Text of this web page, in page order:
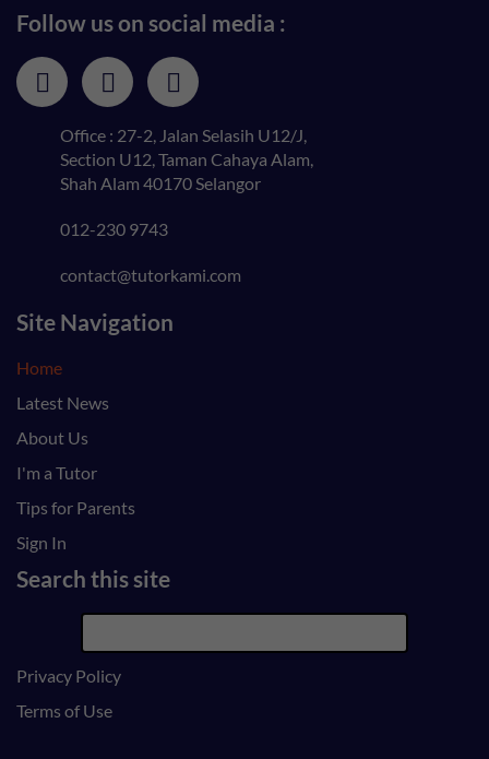
Follow us on social media :
Office : 27-2, Jalan Selasih U12/J,
Section U12, Taman Cahaya Alam,
Shah Alam 40170 Selangor
012-230 9743
contact@tutorkami.com
Site Navigation
Home
Latest News
About Us
I'm a Tutor
Tips for Parents
Sign In
Search this site
Privacy Policy
Terms of Use